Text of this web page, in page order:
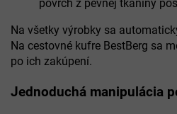
povrch z pevnej tkaniny
Na všetky výrobky sa
Na cestovné kufre BestBerg sa
po ich zakúpení.
Jednoduchá manipulácia